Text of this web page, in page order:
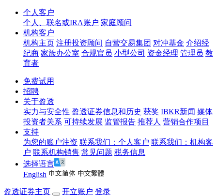
个人客户
个人、联名或IRA账户 家庭顾问
机构客户
机构主页 注册投资顾问 自营交易集团 对冲基金 介绍经
纪商 家族办公室 合规官员 小型公司 资金经理 管理员 教
育者
免费试用
招聘
关于盈透
实力与安全性 盈透证券信息和历史 获奖 IBKR新闻 媒体
投资者关系 可持续发展 监管报告 推荐人 营销合作项目
支持
为您的账户注资 联系我们：个人客户 联系我们：机构客
户 联系机构销售 常见问题 税务信息
选择语言
English
盈透证券主页 开立账户 登录